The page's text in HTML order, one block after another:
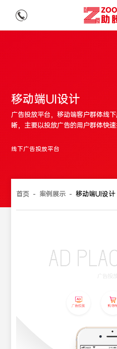
移动端UI设计
广告投放平台，移动端客户群体线
晰，主要以投放广告的用户群体快
线下广告投放平台
首页 - 案例展示 - 移动端UI设计